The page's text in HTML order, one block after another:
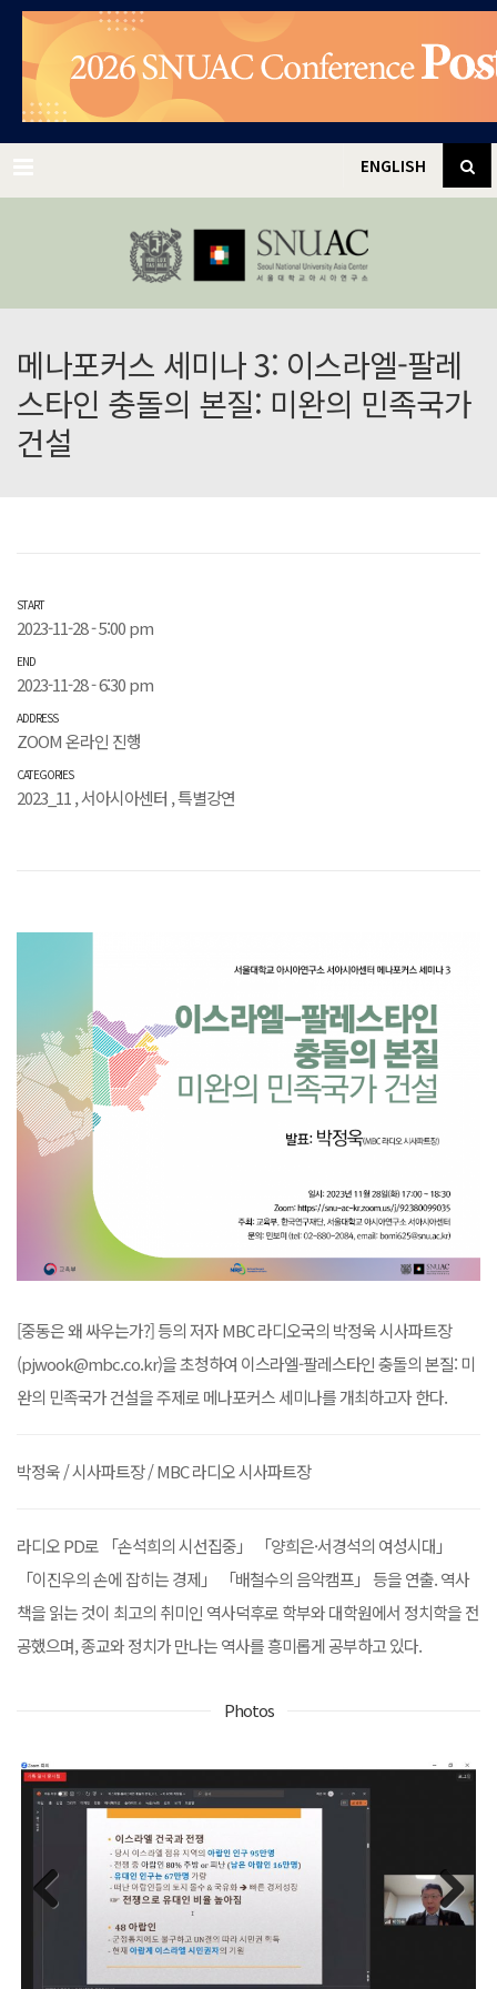
✕
ENGLISH
메나포커스 세미나 3: 이스라엘-팔레
스타인 충돌의 본질: 미완의 민족국가
건설
START
2023-11-28 - 5:00 pm
END
2023-11-28 - 6:30 pm
ADDRESS
ZOOM 온라인 진행
CATEGORIES
2023_11 ,서아시아센터 ,특별강연
[중동은 왜 싸우는가?] 등의 저자 MBC 라디오국의 박정욱 시사파트장
(pjwook@mbc.co.kr)을 초청하여 이스라엘-팔레스타인 충돌의 본질: 미
완의 민족국가 건설을 주제로 메나포커스 세미나를 개최하고자 한다.
박정욱 / 시사파트장 / MBC 라디오 시사파트장
라디오 PD로 「손석희의 시선집중」 「양희은·서경석의 여성시대」
「이진우의 손에 잡히는 경제」 「배철수의 음악캠프」 등을 연출. 역사
책을 읽는 것이 최고의 취미인 역사덕후로 학부와 대학원에서 정치학을 전
공했으며, 종교와 정치가 만나는 역사를 흥미롭게 공부하고 있다.
Photos
Next